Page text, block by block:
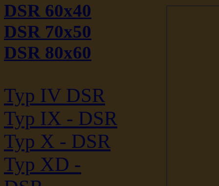
DSR 60x40
DSR 70x50
DSR 80x60
Typ IV DSR
Typ IX - DSR
Typ X - DSR
Typ XD -